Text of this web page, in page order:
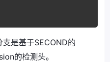
是基于SECOND的
的检测头。